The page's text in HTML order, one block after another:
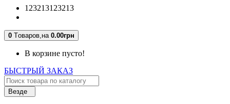
123213123213
0 Tоваров, на 0.00грн
В корзине пусто!
БЫСТРЫЙ ЗАКАЗ
Везде